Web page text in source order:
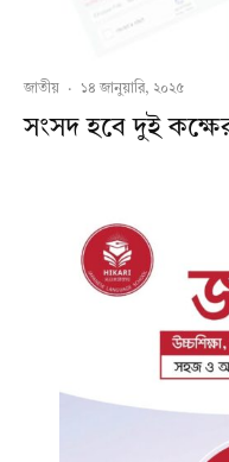
জাতীয় · ১৪ জানুয়ারি, ২০২৫
সংসদ হবে দুই